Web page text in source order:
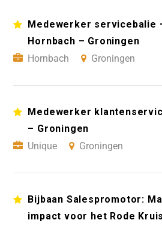
Medewerker servicebalie
Hornbach – Groningen
Hornbach
Groningen
Medewerker
– Groningen
Unique
Groningen
Bijbaan Salespromotor:
impact voor het Rode